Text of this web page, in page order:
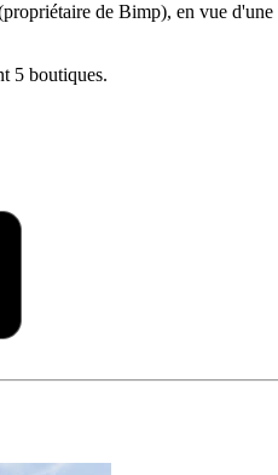
de Bimp), en vue
5 boutiques.